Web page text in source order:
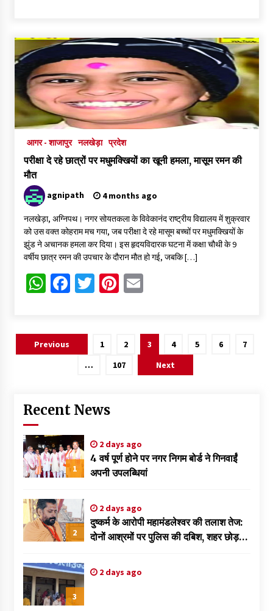
आगर - शाजापुर नलखेड़ा प्रदेश
परीक्षा दे रहे छात्रों पर मधुमक्खियों का खूनी हमला, मासूम रमन की
मौत
agnipath 4 months ago
नलखेड़ा, अग्निपथ। नगर सोयतकला के विवेकानंद राष्ट्रीय विद्यालय में शुक्रवार
को उस वक्त कोहराम मच गया, जब परीक्षा दे रहे मासूम बच्चों पर मधुमक्खियों के
झुंड ने अचानक हमला कर दिया। इस हृदयविदारक घटना में कक्षा चौथी के 9
वर्षीय छात्र रमन की उपचार के दौरान मौत हो गई, जबकि […]
WhatsApp
Facebook
TwitterPinterest
Email
PostsPrevious 1 2 3 4 5 6
7
…
107 Next
Recent News
1
2 days ago
4 वर्ष पूर्ण होने पर नगर निगम बोर्ड ने गिनवाईं
अपनी उपलब्धियां
2
2 days ago
दुष्कर्म के आरोपी महामंडलेश्वर की तलाश तेज:
दोनों आश्रमों पर पुलिस की दबिश, शहर छोड़
3
2 days ago